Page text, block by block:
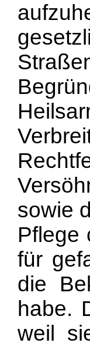
sowie
Pflege
für
die
habe.
weil